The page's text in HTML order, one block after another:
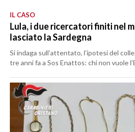
IL CASO
Lula, i due ricercatori finiti nel
lasciato la Sardegna
Si indaga sull’attentato, l’ipotesi del
tre anni fa a Sos Enattos: chi non vuole